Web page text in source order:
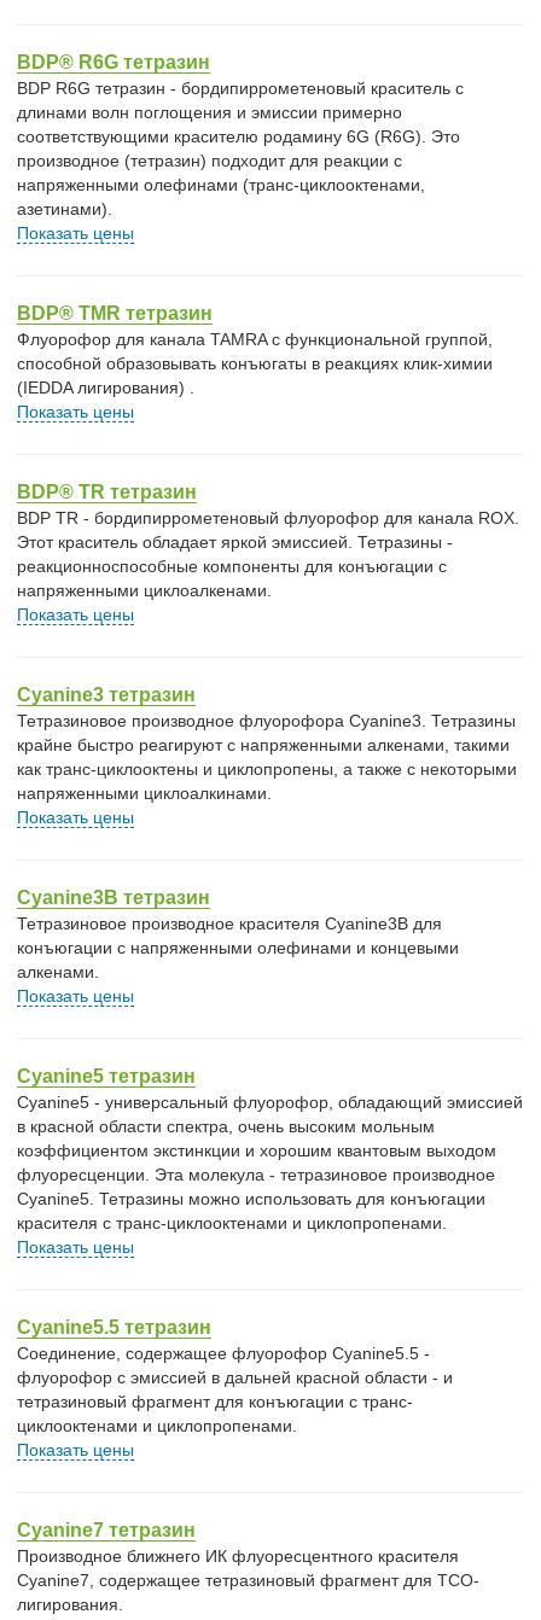
BDP® R6G тетразин
BDP R6G тетразин - бордипиррометеновый краситель с
длинами волн поглощения и эмиссии примерно
соответствующими красителю родамину 6G (R6G). Это
производное (тетразин) подходит для реакции с
напряженными олефинами (транс-циклооктенами,
азетинами).
Показать цены
BDP® TMR тетразин
Флуорофор для канала TAMRA с функциональной группой,
способной образовывать конъюгаты в реакциях клик-химии
(IEDDA лигирования) .
Показать цены
BDP® TR тетразин
BDP TR - бордипиррометеновый флуорофор для канала ROX.
Этот краситель обладает яркой эмиссией. Тетразины -
реакционноспособные компоненты для конъюгации с
напряженными циклоалкенами.
Показать цены
Cyanine3 тетразин
Тетразиновое производное флуорофора Cyanine3. Тетразины
крайне быстро реагируют с напряженными алкенами, такими
как транс-циклооктены и циклопропены, а также с некоторыми
напряженными циклоалкинами.
Показать цены
Cyanine3B тетразин
Тетразиновое производное красителя Cyanine3B для
конъюгации с напряженными олефинами и концевыми
алкенами.
Показать цены
Cyanine5 тетразин
Cyanine5 - универсальный флуорофор, обладающий эмиссией
в красной области спектра, очень высоким мольным
коэффициентом экстинкции и хорошим квантовым выходом
флуоресценции. Эта молекула - тетразиновое производное
Cyanine5. Тетразины можно использовать для конъюгации
красителя с транс-циклооктенами и циклопропенами.
Показать цены
Cyanine5.5 тетразин
Соединение, содержащее флуорофор Cyanine5.5 -
флуорофор с эмиссией в дальней красной области - и
тетразиновый фрагмент для конъюгации с транс-
циклооктенами и циклопропенами.
Показать цены
Cyanine7 тетразин
Производное ближнего ИК флуоресцентного красителя
Cyanine7, содержащее тетразиновый фрагмент для TCO-
лигирования.